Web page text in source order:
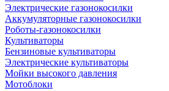
Электрические газонокосилки
Аккумуляторные газонокосилки
Роботы-газонокосилки
Культиваторы
Бензиновые культиваторы
Электрические культиваторы
Мойки высокого давления
Мотоблоки